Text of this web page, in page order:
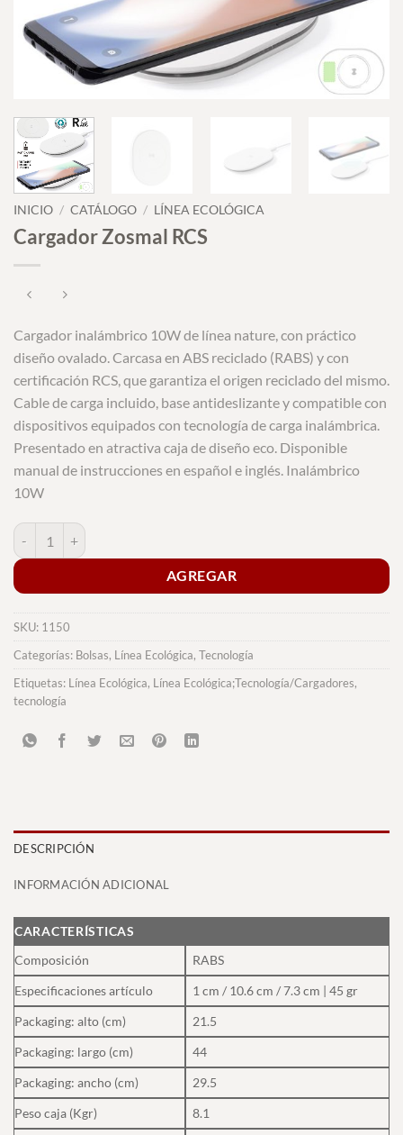
INICIO / CATÁLOGO / LÍNEA ECOLÓGICA
Cargador Zosmal RCS
Cargador inalámbrico 10W de línea nature, con práctico
diseño ovalado. Carcasa en ABS reciclado (RABS) y con
certificación RCS, que garantiza el origen reciclado del mismo.
Cable de carga incluido, base antideslizante y compatible con
dispositivos equipados con tecnología de carga inalámbrica.
Presentado en atractiva caja de diseño eco. Disponible
manual de instrucciones en español e inglés. Inalámbrico
10W
Cargador Zosmal RCS cantidad
AGREGAR
SKU: 1150
Categorías: Bolsas, Línea Ecológica, Tecnología
Etiquetas: Línea Ecológica, Línea Ecológica;Tecnología/Cargadores,
tecnología
DESCRIPCIÓN
INFORMACIÓN ADICIONAL
CARACTERÍSTICAS
Composición
RABS
Especificaciones artículo
1 cm / 10.6 cm / 7.3 cm | 45 gr
Packaging: alto (cm)
21.5
Packaging: largo (cm)
44
Packaging: ancho (cm)
29.5
Peso caja (Kgr)
8.1